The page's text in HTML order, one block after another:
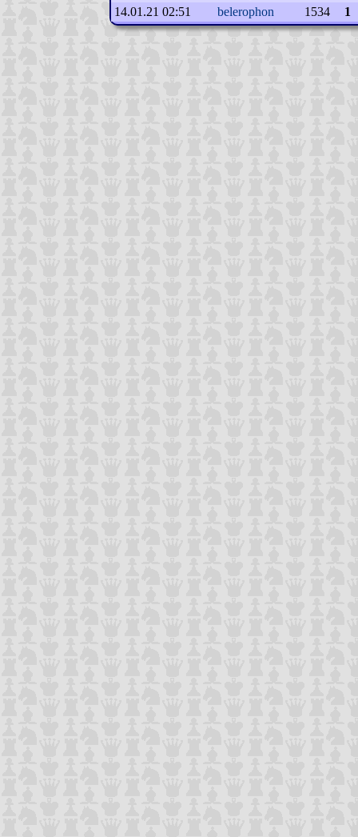
14.01.21 02:51
belerophon 1534 1